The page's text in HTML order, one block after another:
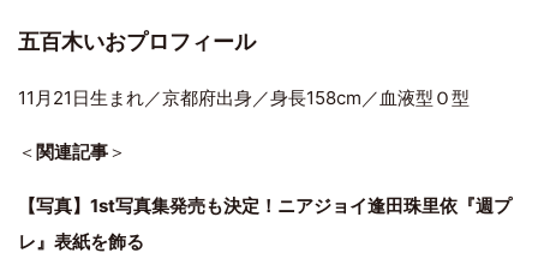
五百木いおプロフィール
11月21日生まれ／京都府出身／身長158cm／血液型Ｏ型
＜関連記事＞
【写真】1st写真集発売も決定！ニアジョイ逢田珠里依『週プ
レ』表紙を飾る